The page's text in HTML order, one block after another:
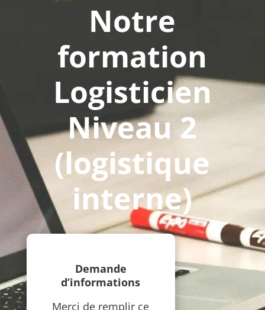
Notre
formation
Logisticien
Niveau 2
(logistique
interne)
Demande
d’informations
Merci de remplir ce